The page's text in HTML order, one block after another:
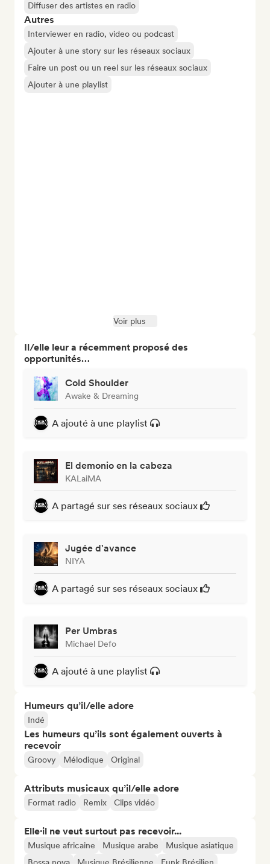
Diffuser des artistes en radio
Autres
Interviewer en radio, video ou podcast
Ajouter à une story sur les réseaux sociaux
Faire un post ou un reel sur les réseaux sociaux
Ajouter à une playlist
Voir plus
Il/elle leur a récemment proposé des
opportunités…
Cold Shoulder
Awake & Dreaming
A ajouté à une playlist
El demonio en la cabeza
KALaiMA
A partagé sur ses réseaux sociaux
Jugée d'avance
NIYA
A partagé sur ses réseaux sociaux
Per Umbras
Michael Defo
A ajouté à une playlist
Humeurs qu’il/elle adore
Indé
Les humeurs qu’ils sont également ouverts à
recevoir
Groovy Mélodique Original
Attributs musicaux qu’il/elle adore
Format radio Remix Clips vidéo
Elle·il ne veut surtout pas recevoir...
Musique africaine Musique arabe
Musique asiatique